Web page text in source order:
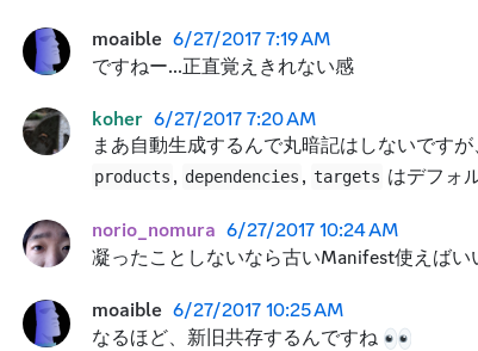
moaible 6/27/2017 7:19 AM
ですねー...正直覚えきれない感
koher 6/27/2017 7:20 AM
まあ自動生成するんで丸暗記はしないです
products , dependencies , targets はデフォ
norio_nomura 6/27/2017 10:24 AM
凝ったことしないなら古いManifest使えばい
moaible 6/27/2017 10:25 AM
なるほど、新旧共存するんですね